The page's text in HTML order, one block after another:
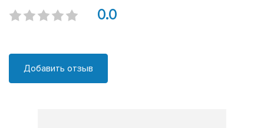
0.0
Добавить отзыв